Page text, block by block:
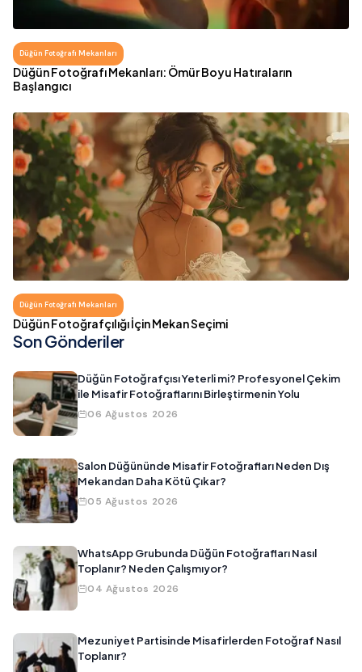
Düğün Fotoğrafı Mekanları
Düğün Fotoğrafı Mekanları: Ömür Boyu Hatıraların
Başlangıcı
Düğün Fotoğrafı Mekanları
Düğün Fotoğrafçılığı İçin Mekan Seçimi
Son Gönderiler
Düğün Fotoğrafçısı Yeterli mi? Profesyonel Çekim
ile Misafir Fotoğraflarını Birleştirmenin Yolu
06 Ağustos 2026
Salon Düğününde Misafir Fotoğrafları Neden Dış
Mekandan Daha Kötü Çıkar?
05 Ağustos 2026
WhatsApp Grubunda Düğün Fotoğrafları Nasıl
Toplanır? Neden Çalışmıyor?
04 Ağustos 2026
Mezuniyet Partisinde Misafirlerden Fotoğraf Nasıl
Toplanır?